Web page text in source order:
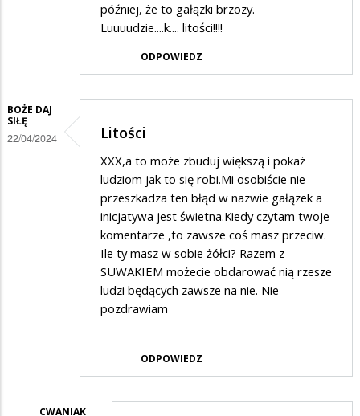
później, że to gałązki brzozy.
Luuuudzie....k.... litości!!!!
ODPOWIEDZ
BOŻE DAJ
SIŁĘ
22/04/2024 Litości
XXX,a to może zbuduj większą i pokaż
ludziom jak to się robi.Mi osobiście nie
przeszkadza ten błąd w nazwie gałązek a
inicjatywa jest świetna.Kiedy czytam twoje
komentarze ,to zawsze coś masz przeciw.
Ile ty masz w sobie żółci? Razem z
SUWAKIEM możecie obdarować nią rzesze
ludzi będących zawsze na nie. Nie
pozdrawiam
ODPOWIEDZ
CWANIAK